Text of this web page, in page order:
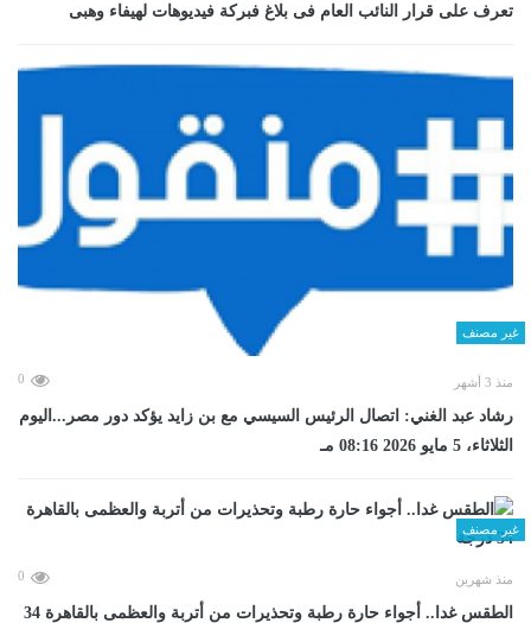
تعرف على قرار النائب العام فى بلاغ فبركة فيديوهات لهيفاء وهبى
غير مصنف
منذ 3 أشهر 0
رشاد عبد الغني: اتصال الرئيس السيسي مع بن زايد يؤكد دور مصر...اليوم
الثلاثاء، 5 مايو 2026 08:16 مـ
غير مصنف
منذ شهرين 0
الطقس غدا.. أجواء حارة رطبة وتحذيرات من أتربة والعظمى بالقاهرة 34